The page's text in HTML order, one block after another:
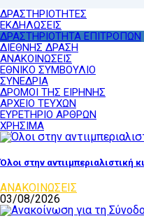
ΔΡΑΣΤΗΡΙΟΤΗΤΕΣ
ΕΚΔΗΛΩΣΕΙΣ
ΔΡΑΣΤΗΡΙΟΤΗΤΑ ΕΠΙΤΡΟΠΩΝ
ΔΙΕΘΝΗΣ ΔΡΑΣΗ
ΑΝΑΚΟΙΝΩΣΕΙΣ
ΕΘΝΙΚΟ ΣΥΜΒΟΥΛΙΟ
ΣΥΝΕΔΡΙΑ
ΔΡΟΜΟΙ ΤΗΣ ΕΙΡΗΝΗΣ
ΑΡΧΕΙΟ ΤΕΥΧΩΝ
ΕΥΡΕΤΗΡΙΟ ΑΡΘΡΩΝ
ΧΡΗΣΙΜΑ
Όλοι στην αντιιμπεριαλιστική
ΑΝΑΚΟΙΝΩΣΕΙΣ
03/08/2026